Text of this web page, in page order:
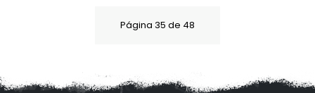
Página 35 de 48